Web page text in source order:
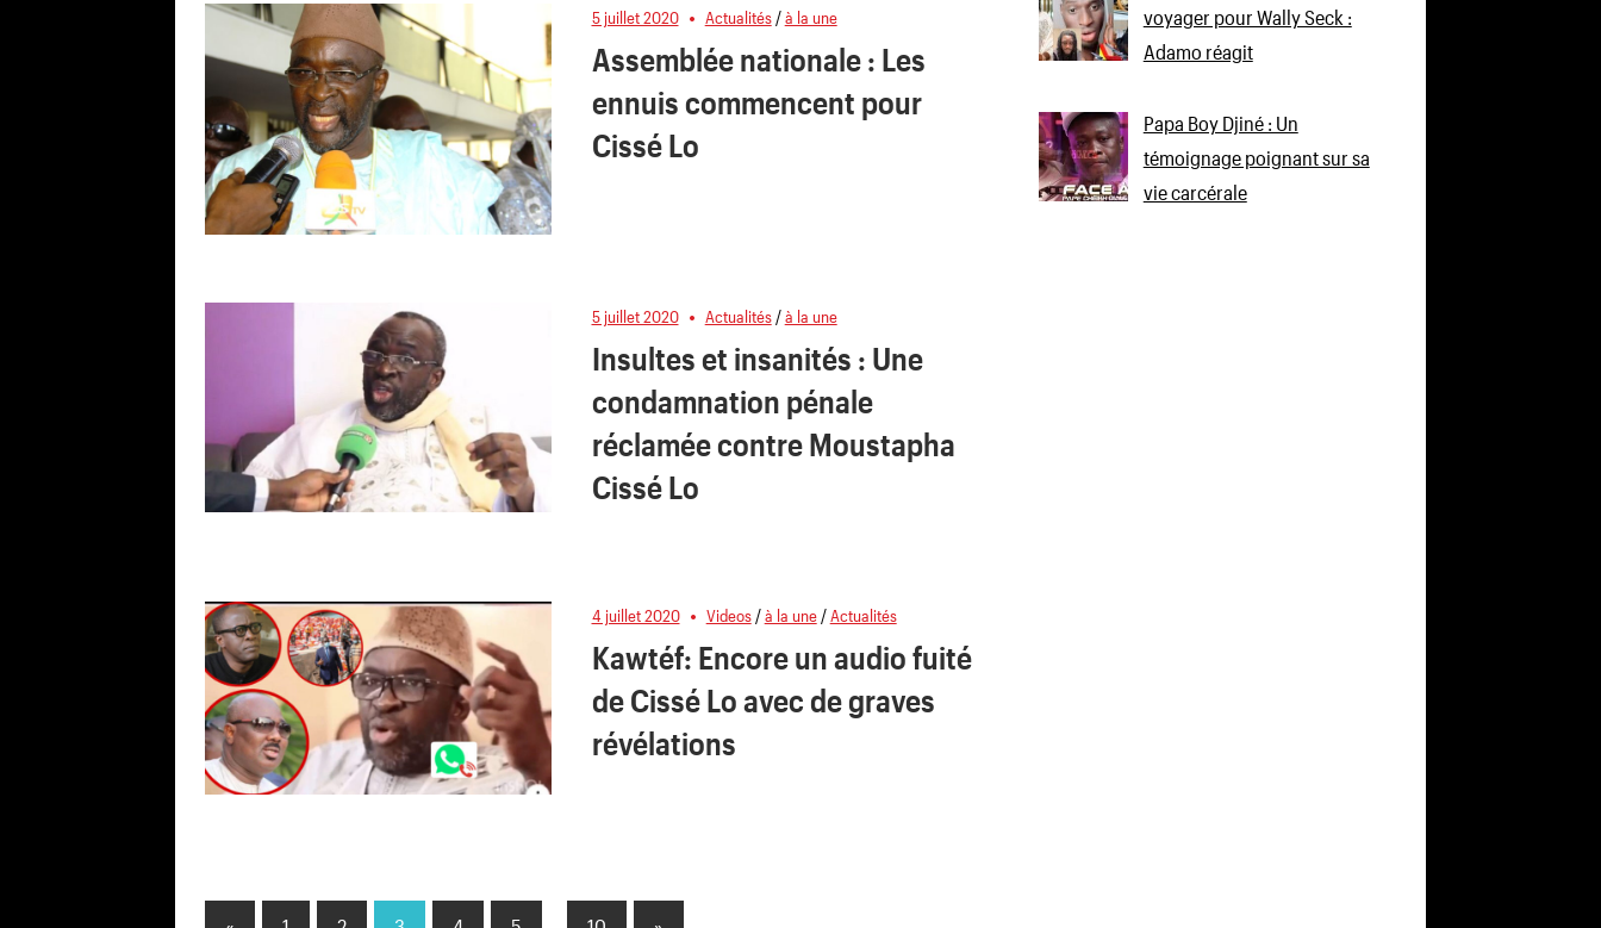
5 juillet 2020 Actualités/à la une
Assemblée nationale : Les
ennuis commencent pour
Cissé Lo
5 juillet 2020 Actualités/à la une
Insultes et insanités : Une
condamnation pénale
réclamée contre Moustapha
Cissé Lo
4 juillet 2020 Videos/à la une/Actualités
Kawtéf: Encore un audio fuité
de Cissé Lo avec de graves
révélations
voyager pour Wally Seck :
Adamo réagit
Papa Boy Djiné : Un
témoignage poignant sur sa
vie carcérale